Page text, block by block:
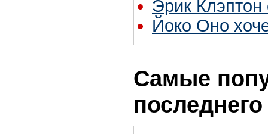
Эрик Клэптон
Йоко Оно
Самые